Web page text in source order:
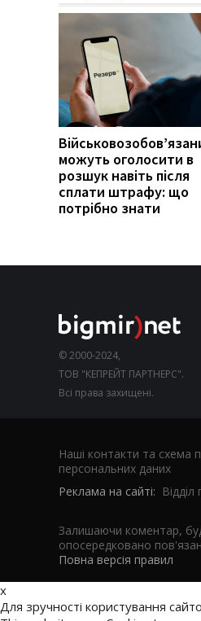
можуть оголосити в
розшук навіть після
сплати штрафу: що
потрібно знати
© 2000-2024,
ТОВ "КЕПРЕЙТ ПАРТНЕРС".
Всі права захищені.
Наші контакти та схема
персональних даних
Реклама на сайті:
Залишаючи коментар,
опосередковано
Повна версія правил
x
Для зручності користування